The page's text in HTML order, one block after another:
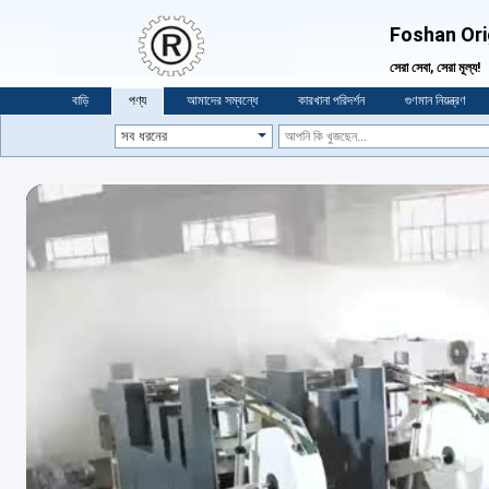
Foshan
সেরা সেবা, সেরা মূল্য!
বাড়ি পণ্য আমাদের সম্বন্ধে কারখানা পরিদর্শন গুণমান নিয়ন্ত্রণ